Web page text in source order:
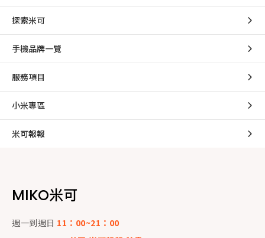
探索米可
手機品牌一覽
服務項目
小米專區
米可報報
MIKO米可
週一到週日 11：00~21：00